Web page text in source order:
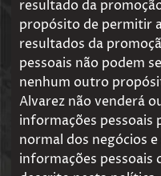
resultado da
propósito de permitir
resultados da
pessoais não podem
nenhum outro
Alvarez não venderá
informações pessoais
normal dos negócios
informações